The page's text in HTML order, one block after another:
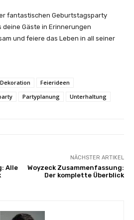
fantastischen Geburtstagsparty
deine Gäste in Erinnerungen
und feiere das Leben in all seiner
Dekoration
Feierideen
Partyplanung Unterhaltung
Alle
NÄCHSTER ARTIKEL
Woyzeck Zusammenfassung:
Der komplette Überblick